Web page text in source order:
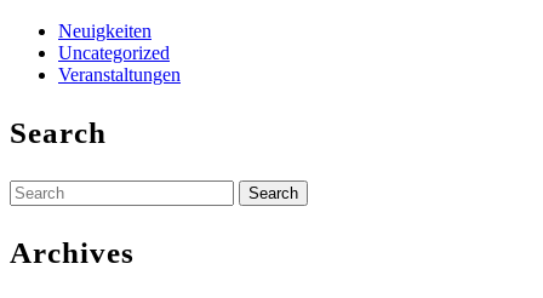
Neuigkeiten
Uncategorized
Veranstaltungen
Search
Search
for:
Archives